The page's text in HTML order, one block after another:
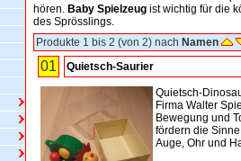
hören. Baby Spielzeug ist wichtig für die
des Sprösslings.
Produkte 1 bis 2 (von 2) nach Namen
01 Quietsch-Saurier
Quietsch-
Firma Walter
Bewegung und
fördern die
Auge, Ohr und